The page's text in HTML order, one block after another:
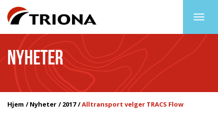
NYHETER
Hjem Nyheter 2017 Alltransport velger TRACS Flow